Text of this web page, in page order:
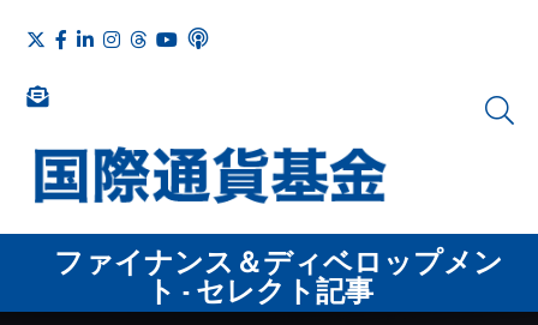
ファイナンス＆ディベロップメン
ト - セレクト記事